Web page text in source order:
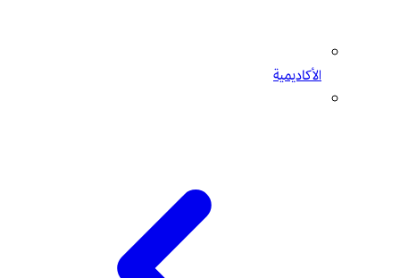
الأكاديمية